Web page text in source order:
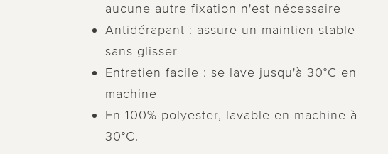
aucune autre fixation n'est nécessaire
Antidérapant : assure un maintien stable
sans glisser
Entretien facile : se lave jusqu'à 30°C en
machine
En 100% polyester, lavable en machine à
30°C.